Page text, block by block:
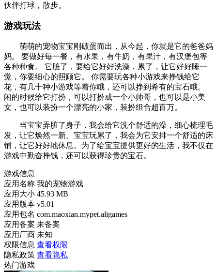
伙伴打球，散步。
游戏玩法
萌萌的宠物宝宝刚破蛋而出，从今起，你就是它的爸爸妈
妈。 要做好每一餐，有水果，有牛奶，有果汁，有汉堡包等
各种种食。 它脏了，要给它好好洗澡，累了，让它好好睡一
觉，你要细心的照顾它。 你需要玩各种小游戏来挣钱给它
花，有几十种小游戏等着你哦，还可以挣到希有的宝石哦。
闲的时候给它打扮，可以打扮成一个小帅哥，也可以是小美
女，也可以装扮一个漂亮的小家，装扮组合超百万。
当宝宝弄脏了身子，我会给它洗个舒适的澡，细心梳理毛
发，让它焕然一新。宝宝玩累了，我会为它安排一个舒适的床
铺，让它好好地休息。为了给宝宝提供更好的生活，我不仅在
游戏中勤奋挣钱，还可以获得珍贵的宝石。
游戏信息
应用名称 我的宠物游戏
应用大小 45.93 MB
应用版本 v5.01
应用包名 com.maoxian.mypet.aligames
应用备案 未备案
应用厂商 未知
权限信息 查看权限
隐私政策 查看隐私
热门游戏